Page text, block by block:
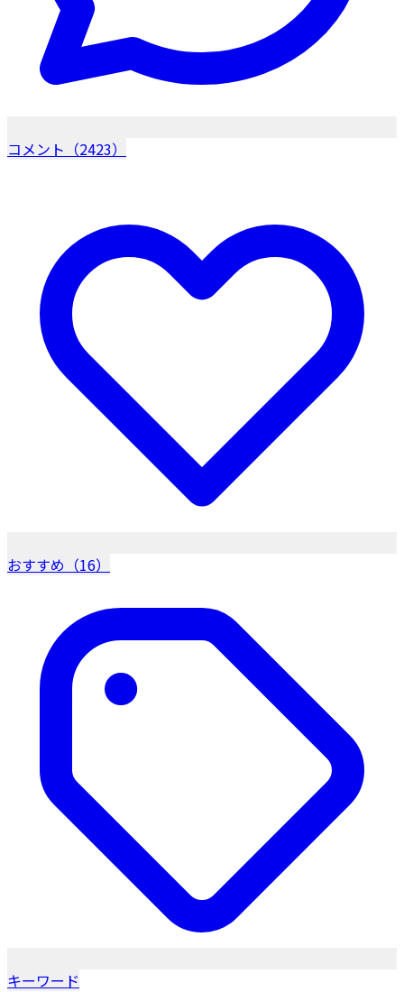
コメント（2423）
おすすめ（16）
キーワード